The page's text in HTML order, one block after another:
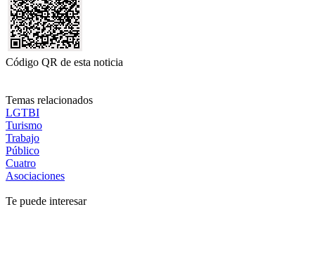
Código QR de esta noticia
Temas relacionados
LGTBI
Turismo
Trabajo
Público
Cuatro
Asociaciones
Te puede interesar